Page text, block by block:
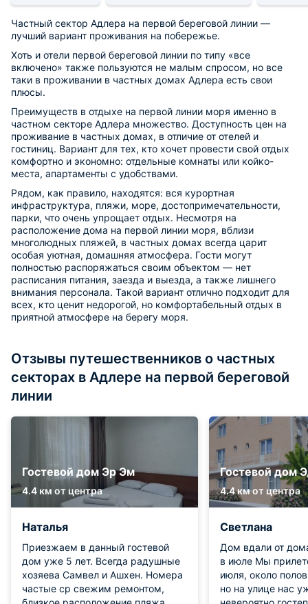
Частный сектор Адлера на первой береговой линии —
лучший вариант проживания на побережье.
Хоть и отели первой береговой линии по типу «все
включено» также пользуются не малым спросом, но все
таки в проживании в частных домах Адлера есть свои
плюсы.
Преимуществ в отдыхе на первой линии моря именно в
частном секторе Адлера множество. Доступность цен на
проживание в частных домах, в отличие от отелей и
гостиниц. Вариант для тех, кто хочет провести свой отдых
комфортно и экономно: отдельные комнаты или койко-
места, апартаменты с удобствами.
Рядом, как правило, находятся: вся курортная
инфраструктура, пляжи, море, достопримечательности,
парки, что очень упрощает отдых. Несмотря на
расположение дома на первой линии моря, вблизи
многолюдных пляжей, в частных домах всегда царит
особая уютная, домашняя атмосфера. Гости могут
полностью распоряжаться своим объектом — нет
расписания питания, заезда и выезда, а также лишнего
внимания персонала. Такой вариант отлично подходит для
всех, кто ценит недорогой, но комфортабельный отдых в
приятной атмосфере на берегу моря.
Отзывы путешественников о частных
секторах в Адлере на первой береговой
линии
Гостевой дом Эр Эм
4.4 км от центра
Наталья
Приезжаем в данный гостевой
дом уже 5 лет. Всегда радушные
хозяева Самвел и Ашхен. Номера
частые ср свежим ремонтом,
Гостевой дом
4.4 км от центра
Светлана
Дом вдали от
в июле Мы
июля, около
но на улице нас